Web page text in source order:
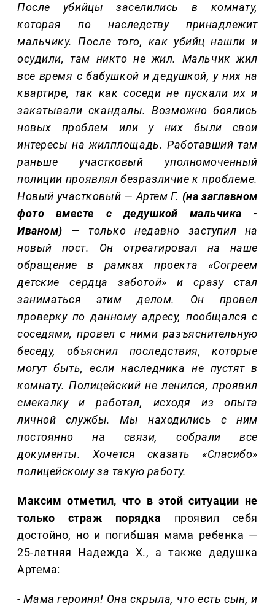
После убийцы заселились в комнату,
которая по наследству принадлежит
мальчику. После того, как убийц нашли и
осудили, там никто не жил. Мальчик жил
все время с бабушкой и дедушкой, у них на
квартире, так как соседи не пускали их и
закатывали скандалы. Возможно боялись
новых проблем или у них были свои
интересы на жилплощадь. Работавший там
раньше участковый уполномоченный
полиции проявлял безразличие к проблеме.
Новый участковый — Артем Г. (на заглавном
фото вместе с дедушкой мальчика -
Иваном) — только недавно заступил на
новый пост. Он отреагировал на наше
обращение в рамках проекта «Согреем
детские сердца заботой» и сразу стал
заниматься этим делом. Он провел
проверку по данному адресу, пообщался с
соседями, провел с ними разъяснительную
беседу, объяснил последствия, которые
могут быть, если наследника не пустят в
комнату. Полицейский не ленился, проявил
смекалку и работал, исходя из опыта
личной службы. Мы находились с ним
постоянно на связи, собрали все
документы. Хочется сказать «Спасибо»
полицейскому за такую работу.
Максим отметил, что в этой ситуации не
только страж порядка проявил себя
достойно, но и погибшая мама ребенка —
25-летняя Надежда Х., а также дедушка
Артема:
- Мама героиня! Она скрыла, что есть сын, и